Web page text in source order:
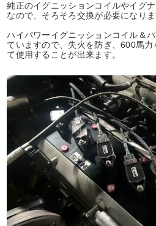
純正のイグニッションコイルやイグ
なので、そろそろ交換が必要になりま
ハイパワーイグニッションコイル＆
ていますので、失火を防ぎ、600馬
て使用することが出来ます。